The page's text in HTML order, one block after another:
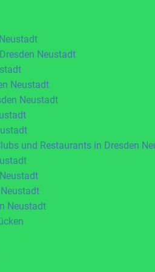
Neustadt
Neustadt
Neustadt
und Restaurants in Dresden
Neustadt